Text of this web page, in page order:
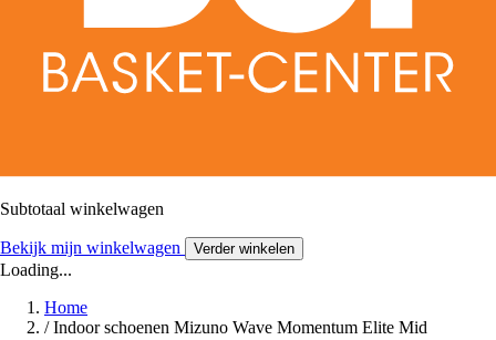
Subtotaal winkelwagen
Bekijk mijn winkelwagen Verder winkelen
Loading...
Home
/ Indoor schoenen Mizuno Wave Momentum Elite Mid